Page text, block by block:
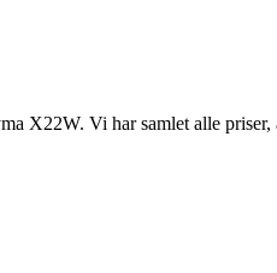
X22W. Vi har samlet alle